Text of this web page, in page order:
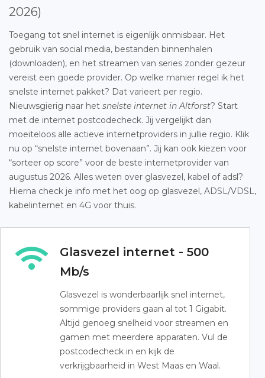
2026)
Toegang tot snel internet is eigenlijk onmisbaar. Het
gebruik van social media, bestanden binnenhalen
(downloaden), en het streamen van series zonder gezeur
vereist een goede provider. Op welke manier regel ik het
snelste internet pakket? Dat varieert per regio.
Nieuwsgierig naar het snelste internet in Altforst? Start
met de internet postcodecheck. Jij vergelijkt dan
moeiteloos alle actieve internetproviders in jullie regio. Klik
nu op “snelste internet bovenaan”. Jij kan ook kiezen voor
“sorteer op score” voor de beste internetprovider van
augustus 2026. Alles weten over glasvezel, kabel of adsl?
Hierna check je info met het oog op glasvezel, ADSL/VDSL,
kabelinternet en 4G voor thuis.
Glasvezel internet - 500
Mb/s
Glasvezel is wonderbaarlijk snel internet,
sommige providers gaan al tot 1 Gigabit.
Altijd genoeg snelheid voor streamen en
gamen met meerdere apparaten. Vul de
postcodecheck in en kijk de
verkrijgbaarheid in West Maas en Waal.